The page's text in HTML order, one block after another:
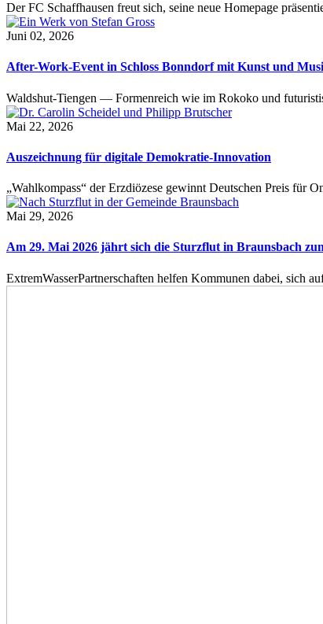
Der FC Schaffhausen freut sich, seine neue Homepage
Juni 02, 2026
After-Work-Event in Schloss Bonndorf mit Kunst und
Waldshut-Tiengen — Formenreich wie im Rokoko und
Mai 22, 2026
Auszeichnung für digitale Demokratie-Innovation
„Wahlkompass“ der Erzdiözese gewinnt Deutschen Preis
Mai 29, 2026
Am 29. Mai 2026 jährt sich die Sturzflut in Braunsbach
ExtremWasserPartnerschaften helfen Kommunen dabei, sich